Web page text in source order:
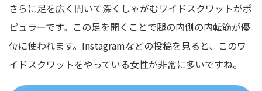
さらに足を広く開いて深くしゃがむワイドスクワットがポ
ピュラーです。この足を開くことで腿の内側の内転筋が優
位に使われます。Instagramなどの投稿を見ると、このワ
イドスクワットをやっている女性が非常に多いですね。